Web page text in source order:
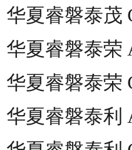
华夏睿磐泰茂
华夏睿磐泰荣
华夏睿磐泰荣
华夏睿磐泰利